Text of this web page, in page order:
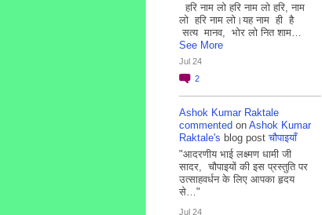
हरि नाम लो हरि नाम लो हरि, नाम
लो हरि नाम लो।यह नाम ही है
सत्य मानव, भोर लो नित शाम…
See More
Jul 24
2
Ashok Kumar Raktale
commented on Ashok Kumar
Raktale's blog postचौपाइयाँ
"आदरणीय भाई लक्ष्मण धामी जी
सादर, चौपाइयों की इस प्रस्तुति पर
उत्साहवर्धन के लिए आपका हृदय
से…"
Jul 24